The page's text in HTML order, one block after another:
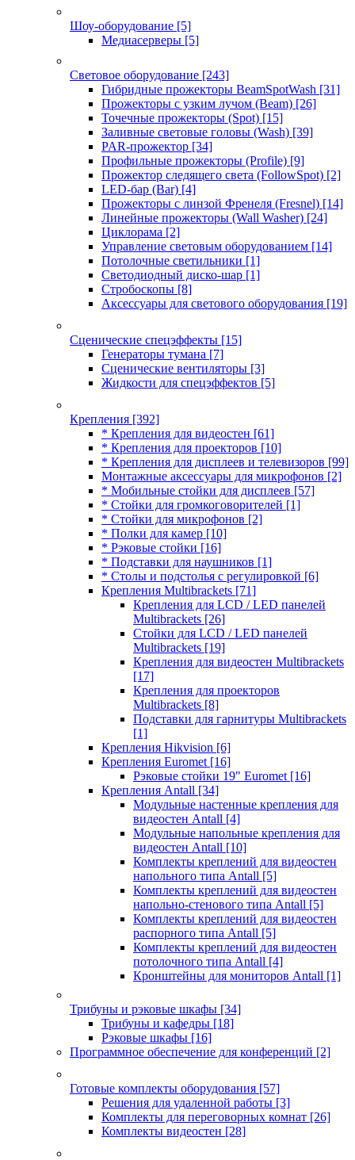
Шоу-оборудование [5]
Медиасерверы [5]
Световое оборудование [243]
Гибридные прожекторы BeamSpotWash [31]
Прожекторы с узким лучом (Beam) [26]
Точечные прожекторы (Spot) [15]
Заливные световые головы (Wash) [39]
PAR-прожектор [34]
Профильные прожекторы (Profile) [9]
Прожектор следящего света (FollowSpot) [2]
LED-бар (Bar) [4]
Прожекторы с линзой Френеля (Fresnel) [14]
Линейные прожекторы (Wall Washer) [24]
Циклорама [2]
Управление световым оборудованием [14]
Потолочные светильники [1]
Светодиодный диско-шар [1]
Стробоскопы [8]
Аксессуары для светового оборудования [19]
Сценические спецэффекты [15]
Генераторы тумана [7]
Сценические вентиляторы [3]
Жидкости для спецэффектов [5]
Крепления [392]
* Крепления для видеостен [61]
* Крепления для проекторов [10]
* Крепления для дисплеев и телевизоров [99]
Монтажные аксессуары для микрофонов [2]
* Мобильные стойки для дисплеев [57]
* Стойки для громкоговорителей [1]
* Стойки для микрофонов [2]
* Полки для камер [10]
* Рэковые стойки [16]
* Подставки для наушников [1]
* Столы и подстолья с регулировкой [6]
Крепления Multibrackets [71]
Крепления для LCD / LED панелей
Multibrackets [26]
Стойки для LCD / LED панелей
Multibrackets [19]
Крепления для видеостен Multibrackets
[17]
Крепления для проекторов
Multibrackets [8]
Подставки для гарнитуры Multibrackets
[1]
Крепления Hikvision [6]
Крепления Euromet [16]
Рэковые стойки 19" Euromet [16]
Крепления Antall [34]
Модульные настенные крепления для
видеостен Antall [4]
Модульные напольные крепления для
видеостен Antall [10]
Комплекты креплений для видеостен
напольного типа Antall [5]
Комплекты креплений для видеостен
напольно-стенового типа Antall [5]
Комплекты креплений для видеостен
распорного типа Antall [5]
Комплекты креплений для видеостен
потолочного типа Antall [4]
Кронштейны для мониторов Antall [1]
Трибуны и рэковые шкафы [34]
Трибуны и кафедры [18]
Рэковые шкафы [16]
Программное обеспечение для конференций [2]
Готовые комплекты оборудования [57]
Решения для удаленной работы [3]
Комплекты для переговорных комнат [26]
Комплекты видеостен [28]